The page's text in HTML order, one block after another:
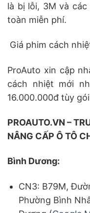
là bị lỗi, 3M và
toàn miễn phí.
Giá phim cách
ProAuto xin cập
cách nhiệt mới
16.000.000đ tùy
PROAUTO.VN –
NÂNG CẤP Ô TÔ
Bình Dương:
CN3: B79M,
Phường Bình